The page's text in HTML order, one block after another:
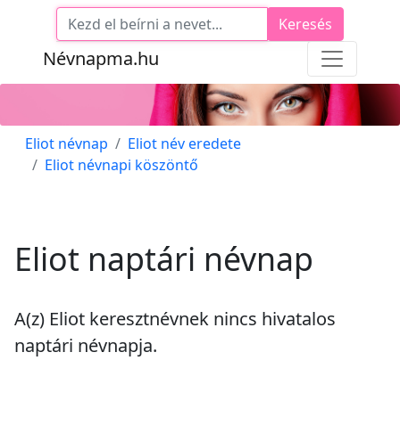
Névnapma.hu
Keresés
Eliot névnap
Eliot név eredete
Eliot névnapi köszöntő
Eliot naptári névnap
A(z) Eliot keresztnévnek nincs hivatalos
naptári névnapja.